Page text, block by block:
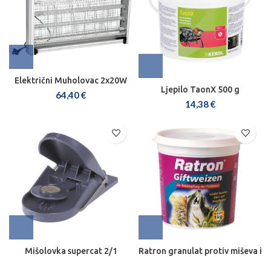
Električni Muholovac 2x20W
64,40€
Ljepilo TaonX 500 g
14,38€
Mišolovka supercat 2/1
Ratron granulat protiv miševa i